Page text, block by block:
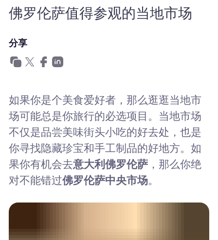
为什么选择Nomad eSIM
使用 eSIM
企业用户
佛罗伦萨值得参观的当地市场
分享
如果你是个美食爱好者，那么逛逛当地市
场可能总是你旅行的必选项目。当地市场
不仅是品尝美味街头小吃的好去处，也是
你寻找隐藏珍宝和手工制品的好地方。如
果你有机会去意大利佛罗伦萨，那么你绝
对不能错过佛罗伦萨中央市场。